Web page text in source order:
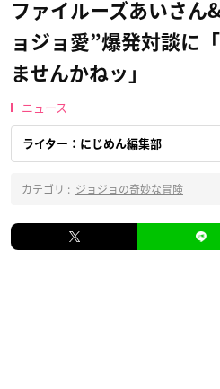
ファイルーズあいさん
ョジョ愛”爆発対談に
ませんかねッ」
ニュース
ライター：にじめん編集部
カテゴリ : ジョジョの奇妙な冒険